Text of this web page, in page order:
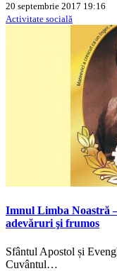
20 septembrie 2017 19:16
Activitate socială
Imnul Limba Noastră
adevăruri şi frumos
Sfântul Apostol și
Cuvântul…